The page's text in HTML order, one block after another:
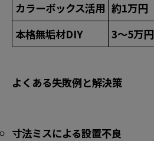
カラーボックス活用 約1万円
本格無垢材DIY
3〜5万円
よくある失敗例と解決策
寸法ミスによる設置不良